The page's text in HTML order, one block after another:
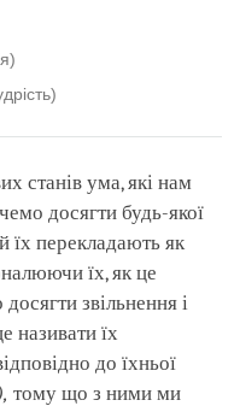
станів ума, які нам
досягти будь-якої
їх перекладають як
їх, як це
звільнення і
називати їх
до їхньої
тому що з ними ми